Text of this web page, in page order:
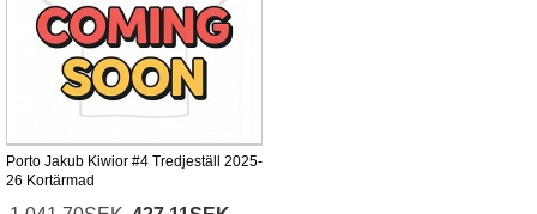
Porto Jakub Kiwior #4 Tredjeställ 2025-
26 Kortärmad